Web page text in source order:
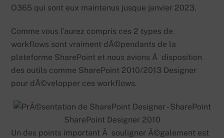
O365 qui sont eux maintenus jusque janvier 2023.
Comme vous l’aurez compris ces 2 types de
workflows sont vraiment dÃ©pendants de la
plateforme SharePoint et nous avions Ã disposition
des outils comme SharePoint 2010/2013 Designer
pour dÃ©velopper ces workflows.
SharePoint Designer 2010
Un des points important Ã souligner Ã©galement est